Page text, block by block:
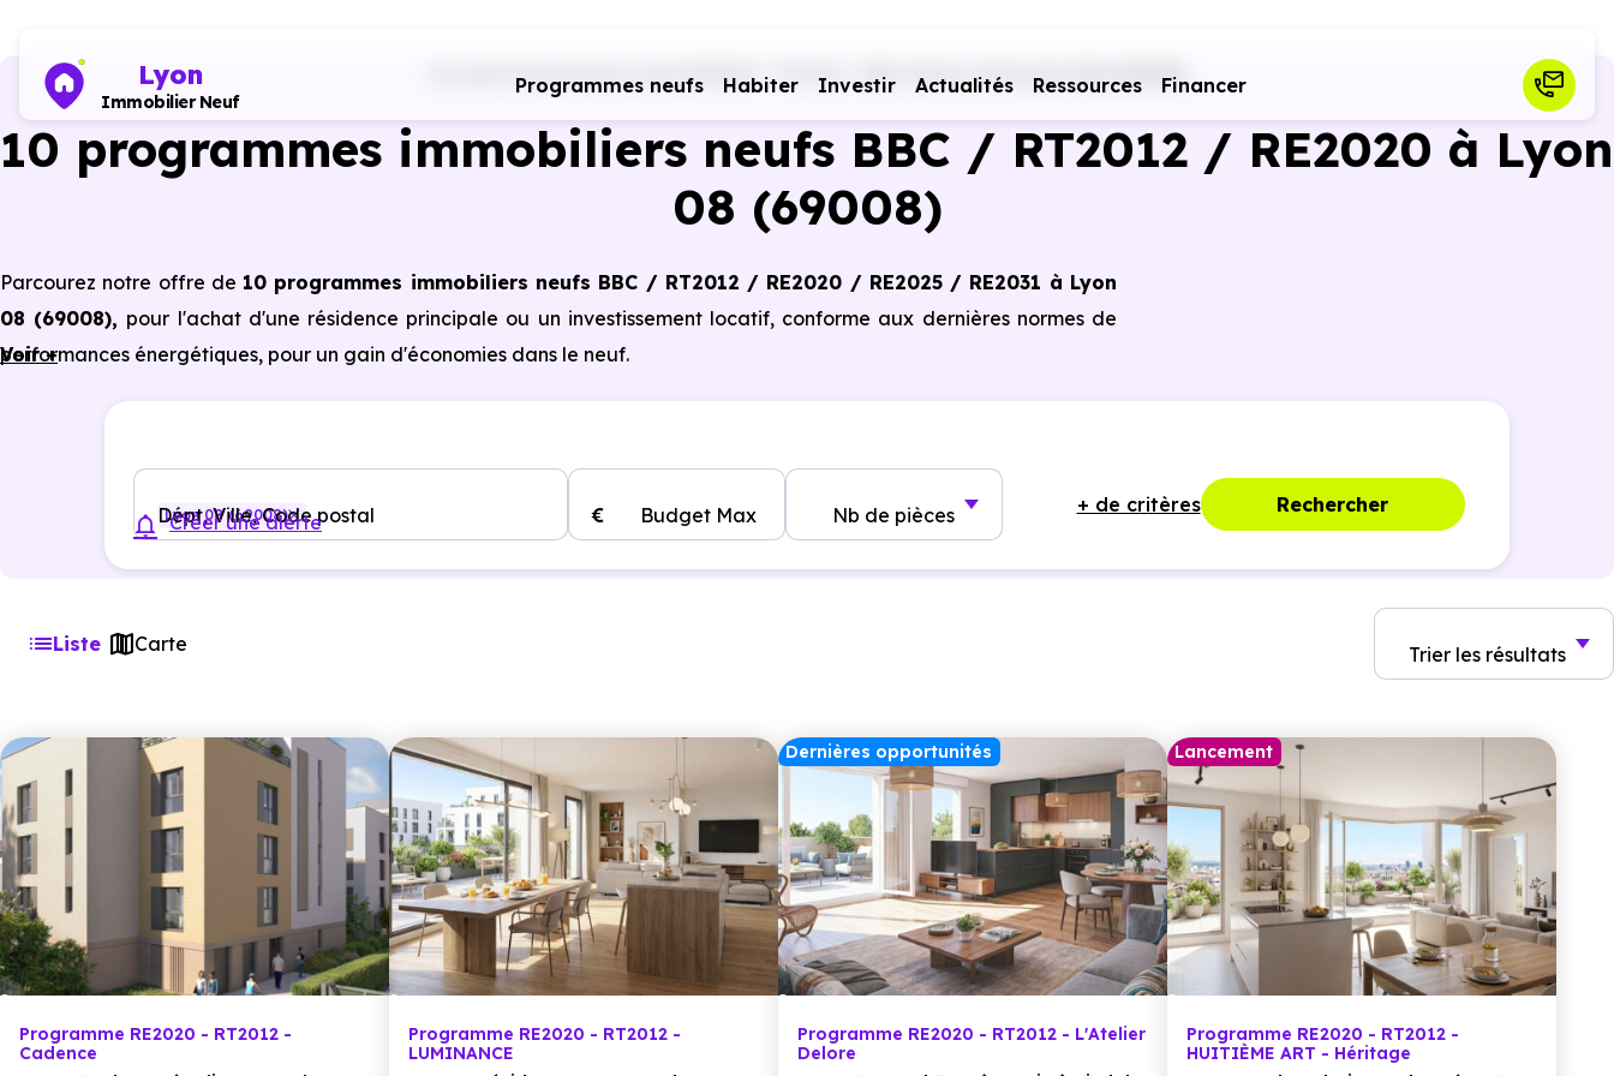
Lyon
Immobilier Neuf
Programmes neufs Habiter Investir Actualités Ressources Financer
Programmes neufs RE2020 - RT2012 - BBC Rhône (69) Lyon 08 (69008)
10 programmes immobiliers neufs BBC / RT2012 / RE2020 à Lyon
08 (69008)
Parcourez notre offre de 10 programmes immobiliers neufs BBC / RT2012 / RE2020 / RE2025 / RE2031 à Lyon
08 (69008), pour l'achat d'une résidence principale ou un investissement locatif, conforme aux dernières normes de
performances énergétiques, pour un gain d'économies dans le neuf.
Voir +
Dépt, Ville, Code postal
Lyon 08 (69008) Budget Max
€ Nb de pièces + de critères Rechercher
Créer une alerte
Liste Carte Trier les résultats
Programme RE2020 - RT2012 -
Cadence
Programme RE2020 - RT2012 -
LUMINANCE
Dernières opportunités
Programme RE2020 - RT2012 - L'Atelier
Delore
Lancement
Programme RE2020 - RT2012 -
HUITIÈME ART - Héritage